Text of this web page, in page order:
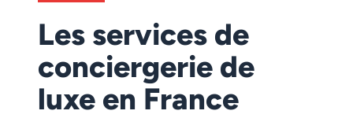
Les services de
conciergerie de
luxe en France